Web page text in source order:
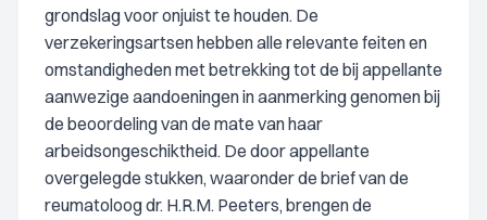
grondslag voor onjuist te houden. De
verzekeringsartsen hebben alle relevante feiten en
omstandigheden met betrekking tot de bij appellante
aanwezige aandoeningen in aanmerking genomen bij
de beoordeling van de mate van haar
arbeidsongeschiktheid. De door appellante
overgelegde stukken, waaronder de brief van de
reumatoloog dr. H.R.M. Peeters, brengen de